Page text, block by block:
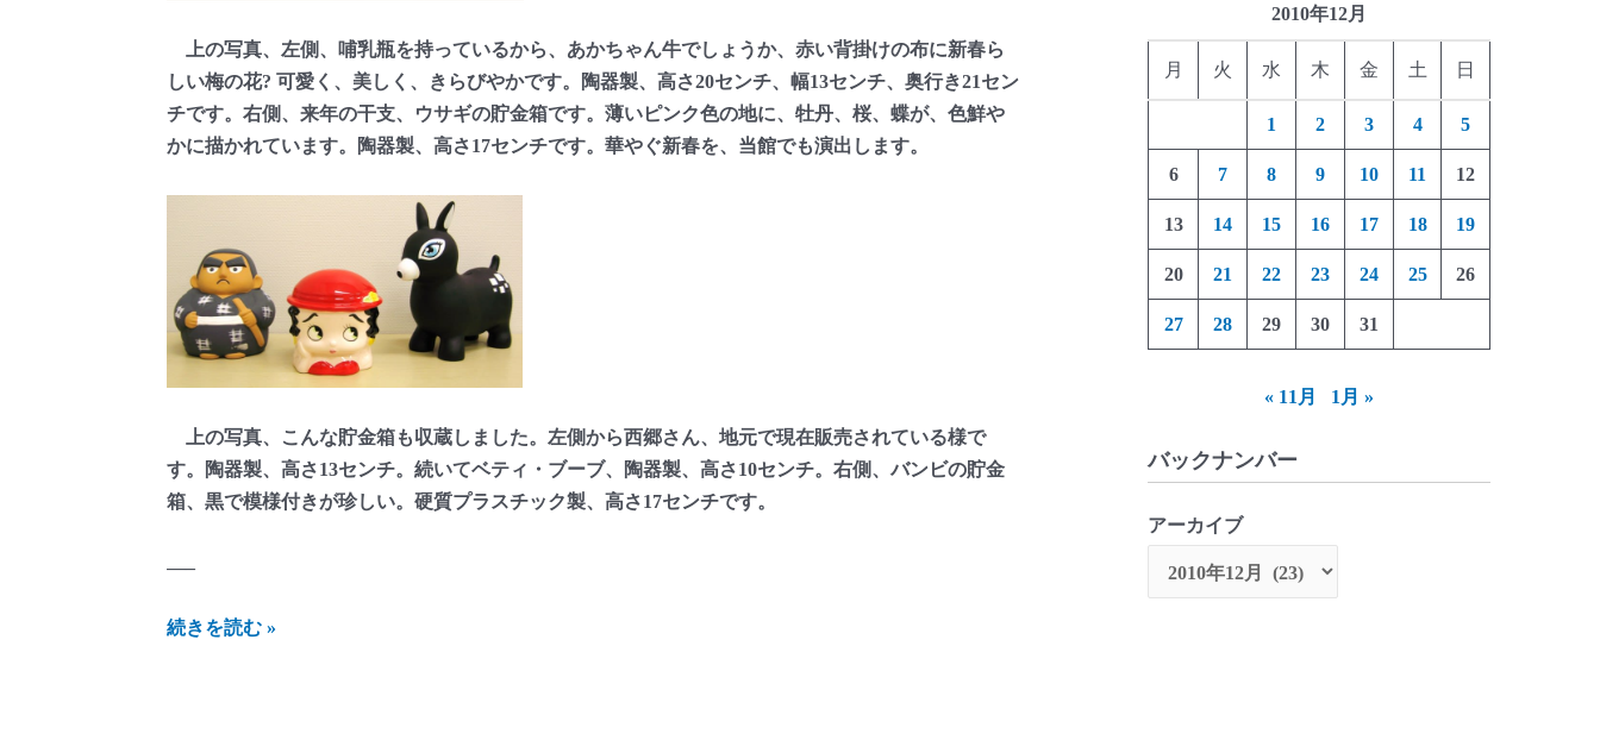
上の写真、左側、哺乳瓶を持っているから、あかちゃん牛でしょうか、赤い背掛けの布に新春ら
しい梅の花? 可愛く、美しく、きらびやかです。陶器製、高さ20センチ、幅13センチ、奥行き21セン
チです。右側、来年の干支、ウサギの貯金箱です。薄いピンク色の地に、牡丹、桜、蝶が、色鮮や
かに描かれています。陶器製、高さ17センチです。華やぐ新春を、当館でも演出します。
上の写真、こんな貯金箱も収蔵しました。左側から西郷さん、地元で現在販売されている様で
す。陶器製、高さ13センチ。続いてベティ・ブーブ、陶器製、高さ10センチ。右側、バンビの貯金
箱、黒で模様付きが珍しい。硬質プラスチック製、高さ17センチです。
—–
に
続きを読む »
2010年12月
月 火 水 木 金 土 日
1 2 3 4 5
6 7 8 9 10 11 12
13 14 15 16 17 18 19
20 21 22 23 24 25 26
27 28 29 30 31
« 11月 1月 »
バックナンバー
アーカイブ